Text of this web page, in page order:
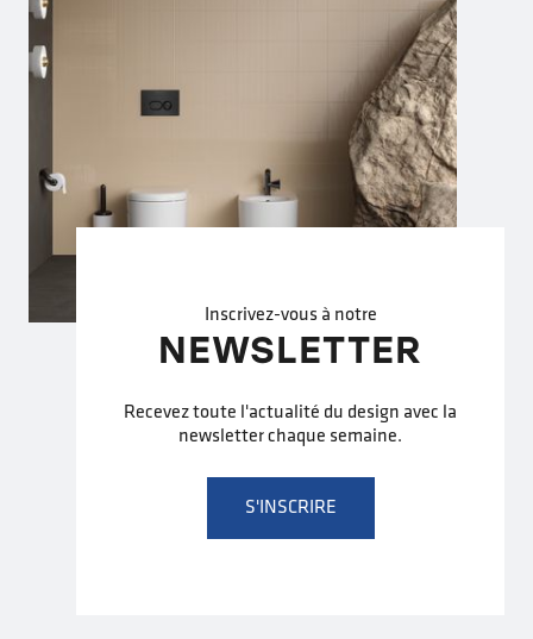
Inscrivez-vous à notre
NEWSLETTER
Recevez toute l'actualité du design avec la
newsletter chaque semaine.
S'INSCRIRE